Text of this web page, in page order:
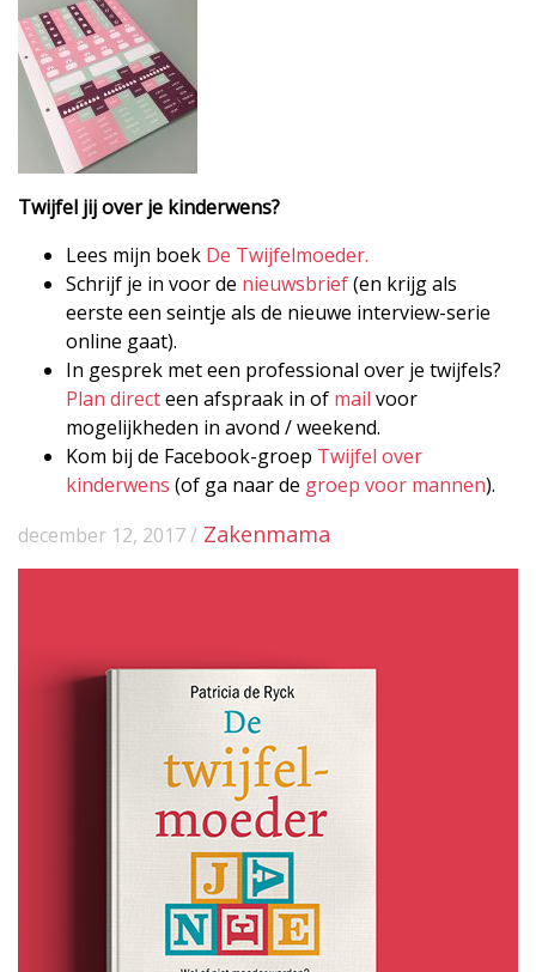
Twijfel jij over je kinderwens?
Lees mijn boek De Twijfelmoeder.
Schrijf je in voor de nieuwsbrief(en krijg als
eerste een seintje als de nieuwe interview-serie
online gaat).
In gesprek met een professional over je twijfels?
Plan directeen afspraak in of mail voor
mogelijkheden in avond / weekend.
Kom bij de Facebook-groep Twijfel over
kinderwens (of ga naar de groep voor mannen).
december 12, 2017 / Zakenmama